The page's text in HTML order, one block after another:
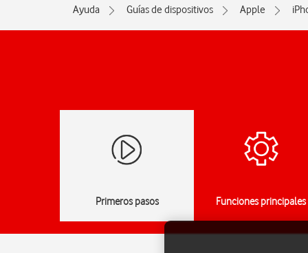
Ayuda Guías de dispositivos Apple
Primeros pasos Funciones principales